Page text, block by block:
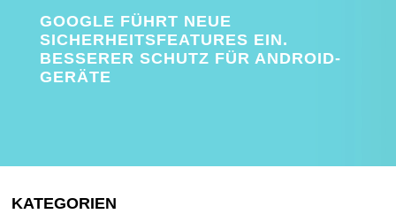
GOOGLE FÜHRT NEUE
SICHERHEITSFEATURES EIN.
BESSERER SCHUTZ FÜR ANDROID-
GERÄTE
KATEGORIEN